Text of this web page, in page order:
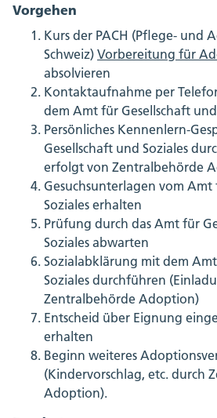
Vorgehen
Kurs der PACH (Pflege- und
Schweiz) Vorbereitung für
absolvieren
Kontaktaufnahme per
dem Amt für Gesellschaft
Persönliches Kennenlern-
Gesellschaft und Soziales
erfolgt von Zentralbehörde
Gesuchsunterlagen vom
Soziales erhalten
Prüfung durch das Amt für
Soziales abwarten
Sozialabklärung mit dem
Soziales durchführen
Zentralbehörde Adoption)
Entscheid über Eignung
erhalten
Beginn weiteres
(Kindervorschlag, etc. durch
Adoption).